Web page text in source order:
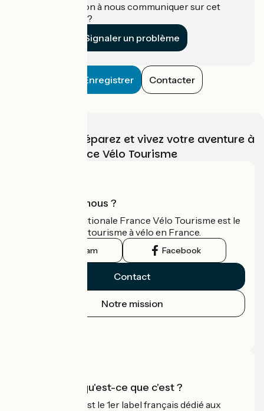
Une information à nous communiquer sur cet
établissement ?
Signaler un problème
Enregistrer Contacter
Choisissez, préparez et vivez votre aventure à
vélo avec France Vélo Tourisme
Qui sommes-nous ?
L'association nationale France Vélo Tourisme est le
guide officiel du tourisme à vélo en France.
Instagram Facebook
Contact
Notre mission
Accueil Vélo qu'est-ce que c'est ?
Accueil Vélo c'est le 1er label français dédié aux